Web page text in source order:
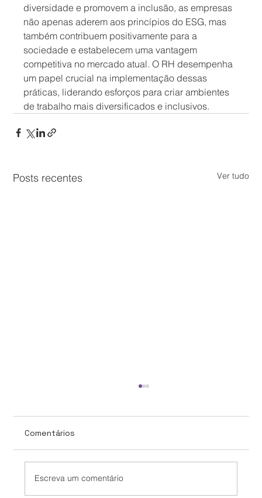
diversidade e promovem a inclusão, as empresas
não apenas aderem aos princípios do ESG, mas
também contribuem positivamente para a
sociedade e estabelecem uma vantagem
competitiva no mercado atual. O RH desempenha
um papel crucial na implementação dessas
práticas, liderando esforços para criar ambientes
de trabalho mais diversificados e inclusivos.
Posts recentes Ver tudo
Comentários
Escreva um comentário